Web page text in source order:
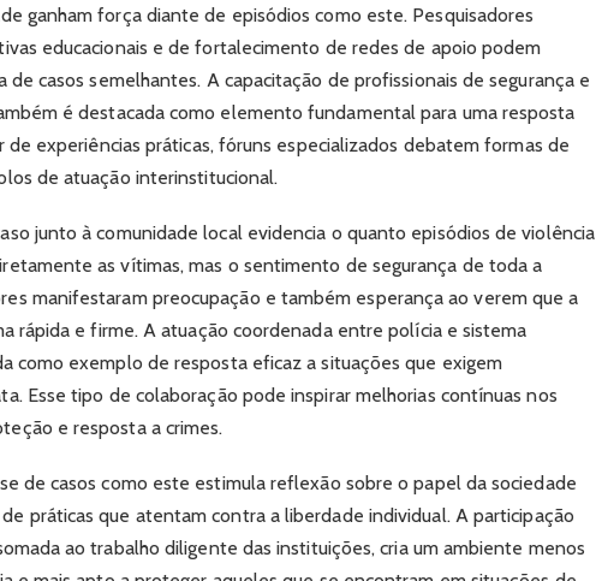
ganham força diante de episódios como este. Pesquisadores
educacionais e de fortalecimento de redes de apoio podem
de casos semelhantes. A capacitação de profissionais de segurança e
é destacada como elemento fundamental para uma resposta
de experiências práticas, fóruns especializados debatem formas de
de atuação interinstitucional.
junto à comunidade local evidencia o quanto episódios de violência
as vítimas, mas o sentimento de segurança de toda a
manifestaram preocupação e também esperança ao verem que a
rápida e firme. A atuação coordenada entre polícia e sistema
como exemplo de resposta eficaz a situações que exigem
Esse tipo de colaboração pode inspirar melhorias contínuas nos
e resposta a crimes.
de casos como este estimula reflexão sobre o papel da sociedade
práticas que atentam contra a liberdade individual. A participação
ao trabalho diligente das instituições, cria um ambiente menos